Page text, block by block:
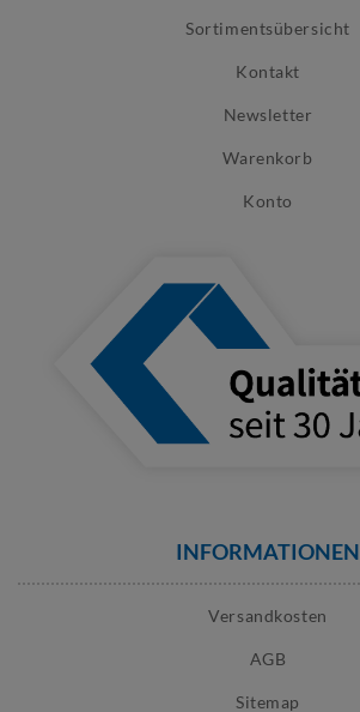
Sortimentsübersicht
Kontakt
Newsletter
Warenkorb
Konto
INFORMATIONEN
Versandkosten
AGB
Sitemap